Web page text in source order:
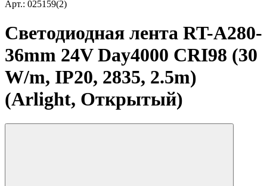
Арт.: 025159(2)
Светодиодная лента RT-A280-
36mm 24V Day4000 CRI98 (30
W/m, IP20, 2835, 2.5m)
(Arlight, Открытый)